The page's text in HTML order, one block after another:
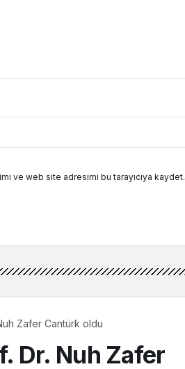
ve web site adresimi bu tarayıcıya kaydet.
Zafer Cantürk oldu
Dr. Nuh Zafer